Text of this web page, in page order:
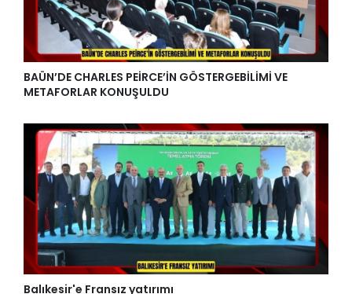
BAÜN’DE CHARLES PEİRCE’İN GÖSTERGEBİLİMİ VE
METAFORLAR KONUŞULDU
Balıkesir'e Fransız yatırımı